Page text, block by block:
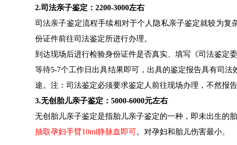
2.司法亲子鉴定：2200-3000左右
司法亲子鉴定流程手续相对于个人隐私亲子鉴定就较为
份证件前往司法鉴定所进行办理。
到达现场后进行检验身份证件是否真实、填写《司法鉴定
等待5-7个工作日出具结果即可，出具的鉴定报告具有司
途。注：司法鉴定必须要求鉴定人前往现场办理，不然报告
3.无创胎儿亲子鉴定：5000-6000元左右
无创胎儿亲子鉴定是指胎儿亲子鉴定的一种，即未出生的
抽取孕妇手臂10ml静脉血即可。对孕妇和胎儿伤害最小。